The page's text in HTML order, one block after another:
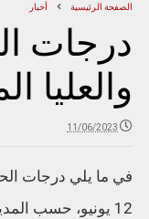
الصفحة الرئيسية أخبار
درجات
والعليا
11/06/2023
في ما يلي درجات
12 يونيو، ‏حسب المديرية العامة للأرصاد الجوية: